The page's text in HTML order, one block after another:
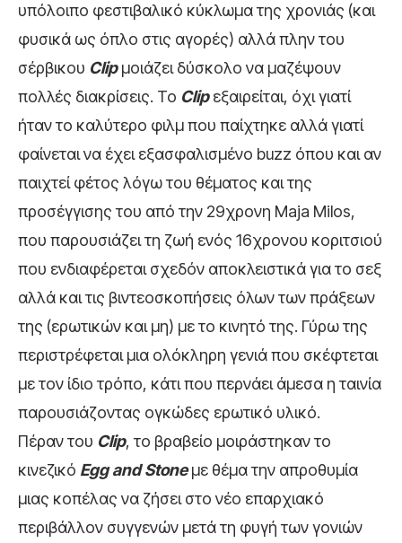
υπόλοιπο φεστιβαλικό κύκλωμα της χρονιάς (και
φυσικά ως όπλο στις αγορές) αλλά πλην του
σέρβικου Clipμοιάζει δύσκολο να μαζέψουν
πολλές διακρίσεις. Το Clipεξαιρείται, όχι γιατί
ήταν το καλύτερο φιλμ που παίχτηκε αλλά γιατί
φαίνεται να έχει εξασφαλισμένο buzz όπου και αν
παιχτεί φέτος λόγω του θέματος και της
προσέγγισης του από την 29χρονη Maja Milos,
που παρουσιάζει τη ζωή ενός 16χρονου κοριτσιού
που ενδιαφέρεται σχεδόν αποκλειστικά για το σεξ
αλλά και τις βιντεοσκοπήσεις όλων των πράξεων
της (ερωτικών και μη) με το κινητό της. Γύρω της
περιστρέφεται μια ολόκληρη γενιά που σκέφτεται
με τον ίδιο τρόπο, κάτι που περνάει άμεσα η ταινία
παρουσιάζοντας ογκώδες ερωτικό υλικό.
Πέραν του Clip, το βραβείο μοιράστηκαν το
κινεζικό EggandStoneμε θέμα την απροθυμία
μιας κοπέλας να ζήσει στο νέο επαρχιακό
περιβάλλον συγγενών μετά τη φυγή των γονιών